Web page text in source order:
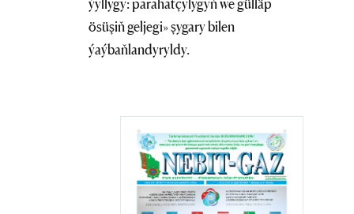
ýyllygy: parahatçylygyň we gülläp
ösüşiň geljegi» şygary bilen
ýaýbaňlandyryldy.